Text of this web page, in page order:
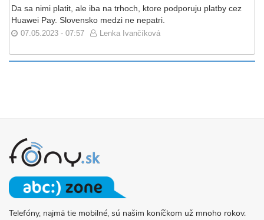
Da sa nimi platit, ale iba na trhoch, ktore podporuju platby cez
Huawei Pay. Slovensko medzi ne nepatri.
07.05.2023 - 07:57 Lenka Ivančíková
Telefóny, najmä tie mobilné, sú našim koníčkom už mnoho rokov.